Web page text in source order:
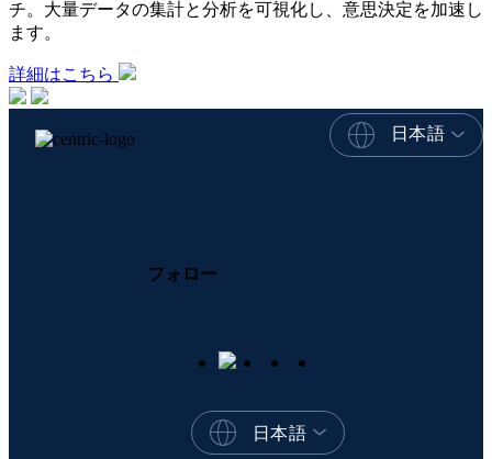
チ。大量データの集計と分析を可視化し、意思決定を加速し
ます。
詳細はこちら
日本語
フォロー
日本語